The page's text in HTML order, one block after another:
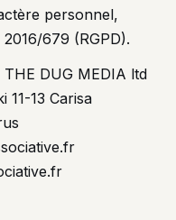
personnel,
679 (RGPD).
THE DUG MEDIA ltd
11-13 Carisa